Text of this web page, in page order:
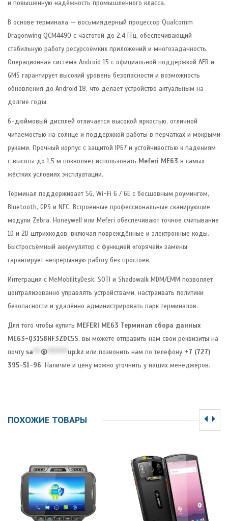
и повышенную надёжность промышленного класса.
В основе терминала — восьмиядерный процессор Qualcomm
Dragonwing QCM4490 с частотой до 2,4 ГГц, обеспечивающий
стабильную работу ресурсоёмких приложений и многозадачность.
Операционная система Android 15 с официальной поддержкой AER и
GMS гарантирует высокий уровень безопасности и возможность
обновления до Android 18, что делает устройство актуальным на
долгие годы.
6-дюймовый дисплей отличается высокой яркостью, отличной
читаемостью на солнце и поддержкой работы в перчатках и мокрыми
руками. Прочный корпус с защитой IP67 и устойчивостью к падениям
с высоты до 1,5 м позволяет использовать Meferi ME63 в самых
жёстких условиях эксплуатации.
Терминал поддерживает 5G, Wi-Fi 6 / 6E с бесшовным роумингом,
Bluetooth, GPS и NFC. Встроенные профессиональные сканирующие
модули Zebra, Honeywell или Meferi обеспечивают точное считывание
1D и 2D штрихкодов, включая повреждённые и электронные коды.
Быстросъёмный аккумулятор с функцией «горячей» замены
гарантирует непрерывную работу без простоев.
Интеграция с MeMobilityDesk, SOTI и Shadowalk MDM/EMM позволяет
централизованно управлять устройствами, настраивать политики
безопасности и удалённо администрировать парк терминалов.
Для того чтобы купить MEFERI ME63 Терминал сбора данных
ME63-Q315BHF3ZDC5S, вы можете отправить нам свои реквизиты на
почту sa @ ******** up.kz или позвонить нам по телефону +7 (727)
395-51-96. Наличие и цену можно уточнить у наших менеджеров.
ПОХОЖИЕ ТОВАРЫ